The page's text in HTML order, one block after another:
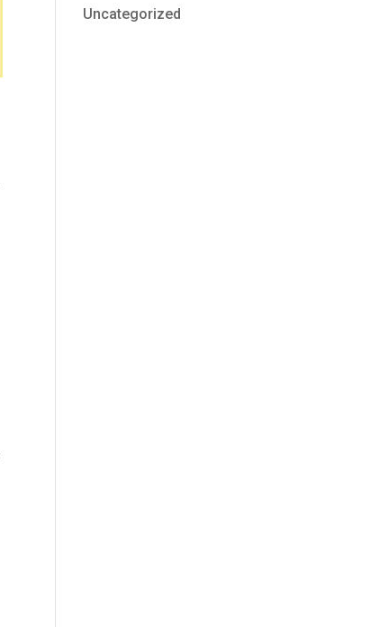
Uncategorized